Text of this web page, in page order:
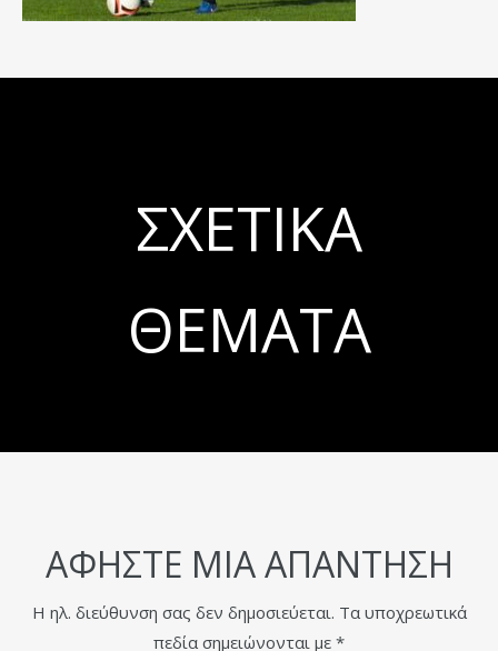
ΣΧΕΤΙΚΆ
ΘΈΜΑΤΑ
ΑΦΉΣΤΕ ΜΙΑ ΑΠΆΝΤΗΣΗ
Η ηλ. διεύθυνση σας δεν δημοσιεύεται. Τα υποχρεωτικά
πεδία σημειώνονται με *